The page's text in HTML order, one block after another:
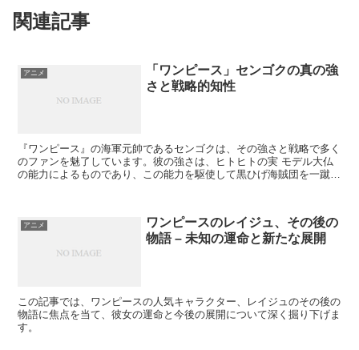
関連記事
アニメ
「ワンピース」センゴクの真の強
さと戦略的知性
『ワンピース』の海軍元帥であるセンゴクは、その強さと戦略で多く
のファンを魅了しています。彼の強さは、ヒトヒトの実 モデル大仏
の能力によるものであり、この能力を駆使して黒ひげ海賊団を一蹴す
れらの覇気を使いこなすことでさらに強力な敵に対抗できます。
アニメ
ワンピースのレイジュ、その後の
物語 – 未知の運命と新たな展開
この記事では、ワンピースの人気キャラクター、レイジュのその後の
物語に焦点を当て、彼女の運命と今後の展開について深く掘り下げま
す。